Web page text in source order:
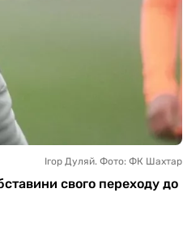
Ігор Дуляй. Фото: ФК Шахтар
свого переходу до